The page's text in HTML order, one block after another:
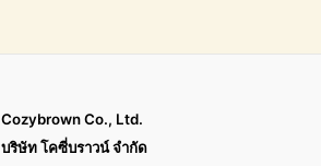
Cozybrown Co., Ltd.
บริษัท โคซี่บราวน์ จำกัด